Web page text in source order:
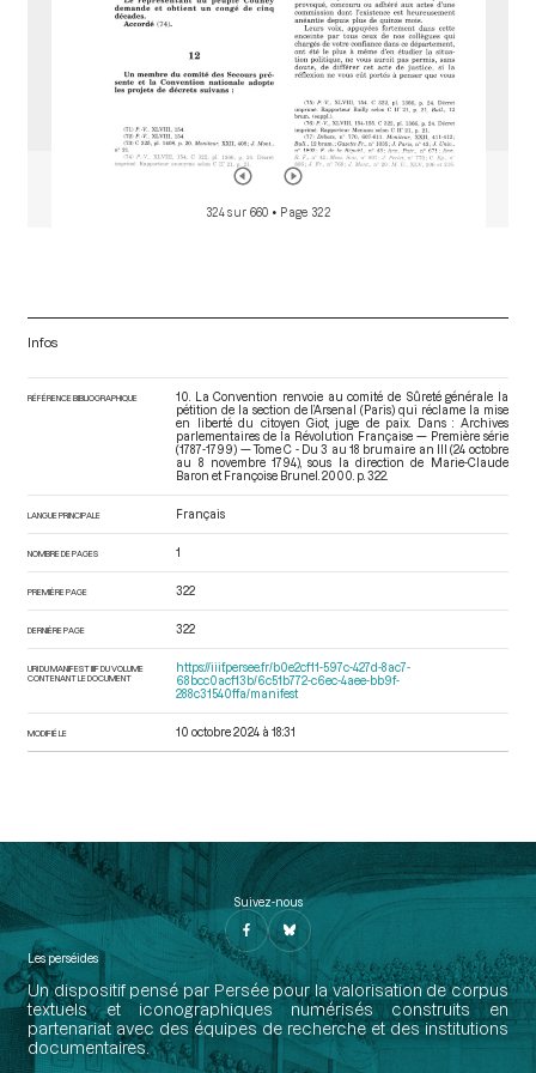
324 sur 660 • Page 322
Infos
RÉFÉRENCE BIBLIOGRAPHIQUE
10. La Convention renvoie au comité de Sûreté générale la
pétition de la section de l’Arsenal (Paris) qui réclame la mise
en liberté du citoyen Giot, juge de paix. Dans : Archives
parlementaires de la Révolution Française — Première série
(1787-1799) — Tome C - Du 3 au 18 brumaire an III (24 octobre
au 8 novembre 1794) , sous la direction de Marie-Claude
Baron et Françoise Brunel. 2000. p. 322.
LANGUE PRINCIPALE Français
NOMBRE DE PAGES 1
PREMIÈRE PAGE 322
DERNIÈRE PAGE 322
URI DU MANIFEST IIIF DU VOLUME
CONTENANT LE DOCUMENT
https://iiif.persee.fr/b0e2cf11-597c-427d-8ac7-
68bcc0acf13b/6c51b772-c6ec-4aee-bb9f-
288c31540ffa/manifest
MODIFIÉ LE 10 octobre 2024 à 18:31
Suivez-nous
Les perséides
Un dispositif pensé par Persée pour la valorisation de corpus
textuels et iconographiques numérisés construits en
partenariat avec des équipes de recherche et des institutions
documentaires.